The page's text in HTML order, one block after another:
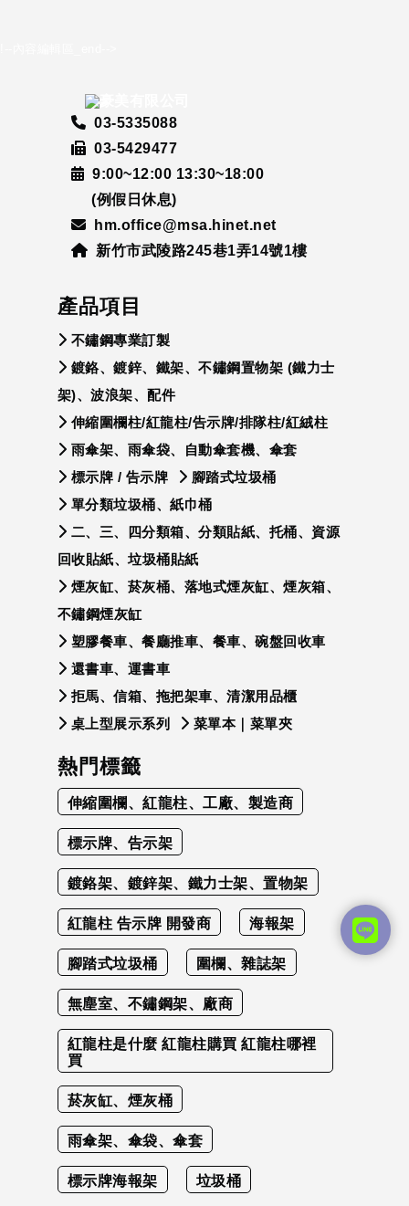
03-5335088
03-5429477
9:00~12:00 13:30~18:00
(例假日休息)
hm.office@msa.hinet.net
新竹市武陵路245巷1弄14號1樓
產品項目
不鏽鋼專業訂製
鍍鉻、鍍鋅、鐵架、不鏽鋼置物架 (鐵力士
架)、波浪架、配件
伸縮圍欄柱/紅龍柱/告示牌/排隊柱/紅絨柱
雨傘架、雨傘袋、自動傘套機、傘套
標示牌 / 告示牌
腳踏式垃圾桶
單分類垃圾桶、紙巾桶
二、三、四分類箱、分類貼紙、托桶、資源
回收貼紙、垃圾桶貼紙
煙灰缸、菸灰桶、落地式煙灰缸、煙灰箱、
不鏽鋼煙灰缸
塑膠餐車、餐廳推車、餐車、碗盤回收車
還書車、運書車
拒馬、信箱、拖把架車、清潔用品櫃
桌上型展示系列
菜單本｜菜單夾
熱門標籤
伸縮圍欄、紅龍柱、工廠、製造商
標示牌、告示架
鍍鉻架、鍍鋅架、鐵力士架、置物架
紅龍柱 告示牌 開發商 海報架
腳踏式垃圾桶 圍欄、雜誌架
無塵室、不鏽鋼架、廠商
紅龍柱是什麼 紅龍柱購買 紅龍柱哪裡
買
菸灰缸、煙灰桶
雨傘架、傘袋、傘套
標示牌海報架 垃圾桶